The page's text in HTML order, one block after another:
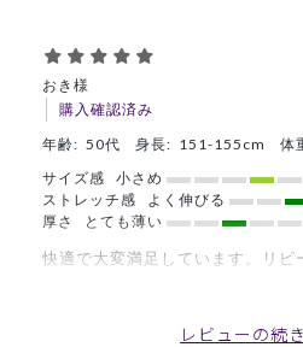
おき様
購入確認済み
年齢: 50代 身長: 151-155cm 体
サイズ感
小さめ
ストレッチ感
よく伸びる
厚さ
とても薄い
快適で大変満足しています。リピ
レビューの続